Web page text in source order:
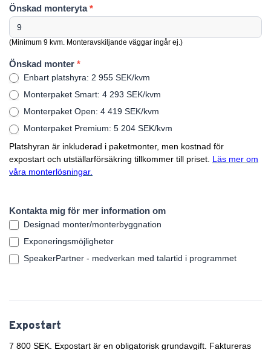
Önskad monteryta *
(Minimum 9 kvm. Monteravskiljande väggar ingår ej.)
Önskad monter *
Enbart platshyra: 2 955 SEK/kvm
Monterpaket Smart: 4 293 SEK/kvm
Monterpaket Open: 4 419 SEK/kvm
Monterpaket Premium: 5 204 SEK/kvm
Platshyran är inkluderad i paketmonter, men kostnad för
expostart och utställarförsäkring tillkommer till priset. Läs mer om
våra monterlösningar.
Kontakta mig för mer information om
Designad monter/monterbyggnation
Exponeringsmöjligheter
SpeakerPartner - medverkan med talartid i programmet
Expostart
7 800 SEK. Expostart är en obligatorisk grundavgift. Faktureras